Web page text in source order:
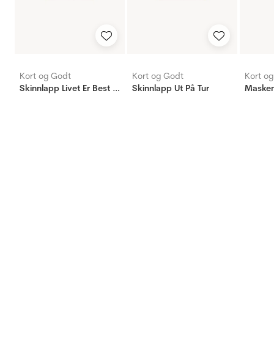
Kort og Godt
Skinnlapp Livet Er Best Ute
Kort og Godt
Skinnlapp Ut På Tur
Kort